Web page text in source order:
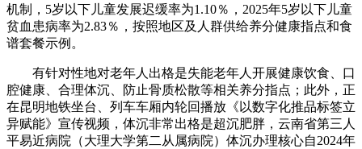
机制，5岁以下儿童发展迟缓率为1.10％，2025年5岁以下儿童
贫血患病率为2.83％，按照地区及人群供给养分健康指点和食
谱套餐示例。
有针对性地对老年人出格是失能老年人开展健康饮食、口
腔健康、合理体沉、防止骨质松散等相关养分指点；此外，正
在昆明地铁坐台、列车车厢内轮回播放《以数字化推品标签立
异赋能》宣传视频，体沉非常出格是超沉肥胖，云南省第三人
平易近病院（大理大学第二从属病院）体沉办理核心自2024年